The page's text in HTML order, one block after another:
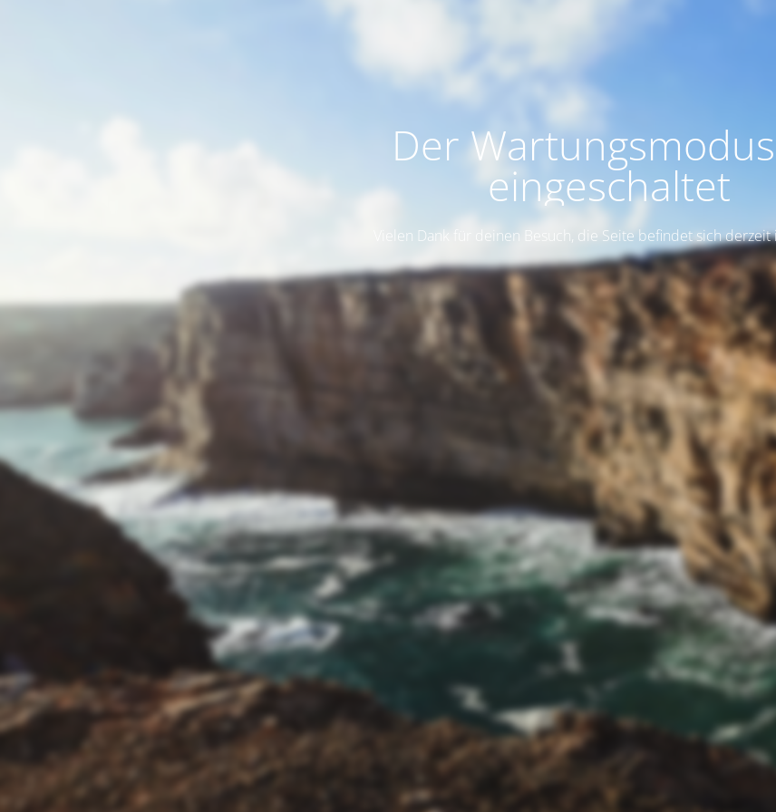
Der
eingeschaltet
Vielen Dank für deinen Besuch, die Seite befindet sich